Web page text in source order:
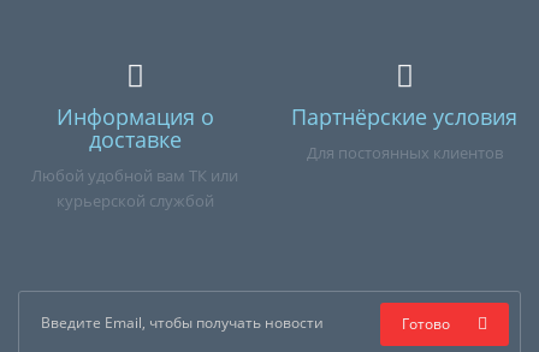
Информация о
доставке
Любой удобной вам ТК или
курьерской службой
Партнёрские условия
Для постоянных клиентов
Готово